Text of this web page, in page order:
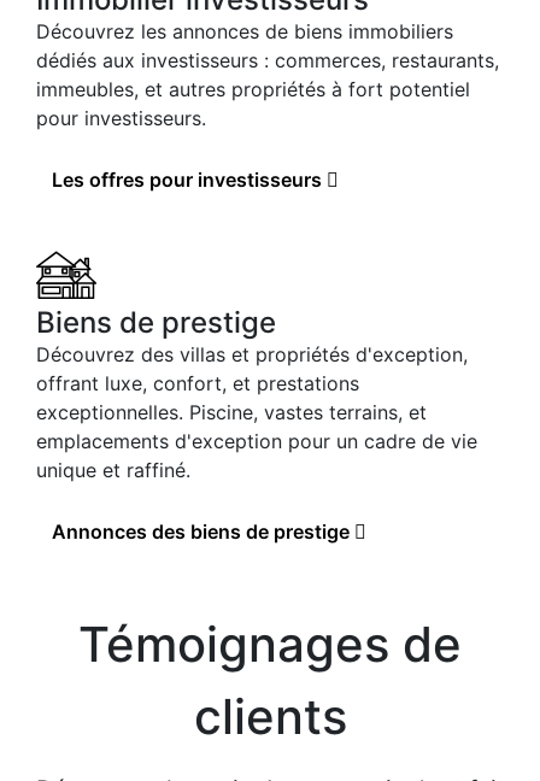
Découvrez les annonces de biens immobiliers
dédiés aux investisseurs : commerces, restaurants,
immeubles, et autres propriétés à fort potentiel
pour investisseurs.
Les offres pour investisseurs
Biens de prestige
Découvrez des villas et propriétés d'exception,
offrant luxe, confort, et prestations
exceptionnelles. Piscine, vastes terrains, et
emplacements d'exception pour un cadre de vie
unique et raffiné.
Annonces des biens de prestige
Témoignages de
clients